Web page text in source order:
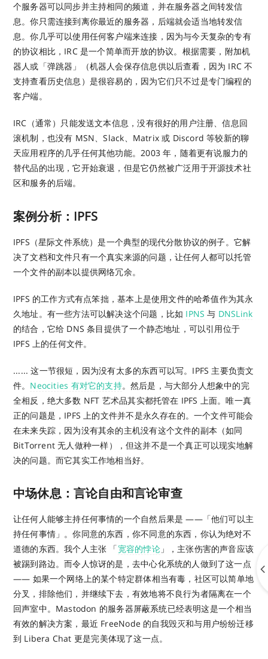
个服务器可以同步并主持相同的频道，并在服务器之间转发信
息。你只需连接到离你最近的服务器，后端就会适当地转发信
息。你几乎可以使用任何客户端来连接，因为与今天复杂的专有
的协议相比，IRC 是一个简单而开放的协议。根据需要，附加机
器人或「弹跳器」（机器人会保存信息供以后查看，因为 IRC 不
支持查看历史信息）是很容易的，因为它们只不过是专门编程的
客户端。
IRC（通常）只能发送文本信息，没有很好的用户注册、信息回
滚机制，也没有 MSN、Slack、Matrix 或 Discord 等较新的聊
天应用程序的几乎任何其他功能。2003 年，随着更有说服力的
替代品的出现，它开始衰退，但是它仍然被广泛用于开源技术社
区和服务的后端。
案例分析：IPFS
IPFS（星际文件系统）是一个典型的现代分散协议的例子。它解
决了文档和文件只有一个真实来源的问题，让任何人都可以托管
一个文件的副本以提供网络冗余。
IPFS 的工作方式有点笨拙，基本上是使用文件的哈希值作为其永
久地址。有一些方法可以解决这个问题，比如 IPNS 与 DNSLink
的结合，它给 DNS 条目提供了一个静态地址，可以引用位于
IPFS 上的任何文件。
...... 这一节很短，因为没有太多的东西可以写。IPFS 主要负责文
件。 Neocities 有对它的支持。然后是，与大部分人想象中的完
全相反，绝大多数 NFT 艺术品其实都托管在 IPFS 上面。唯一真
正的问题是，IPFS 上的文件并不是永久存在的。一个文件可能会
在未来失踪，因为没有其余的主机没有这个文件的副本（如同
BitTorrent 无人做种一样），但这并不是一个真正可以现实地解
决的问题。而它其实工作地相当好。
中场休息：言论自由和言论审查
让任何人能够主持任何事情的一个自然后果是 ——「他们可以主
持任何事情」。你同意的东西，你不同意的东西，你认为绝对不
道德的东西。我个人主张 「宽容的悖论」，主张伤害的声音应该
被踢到路边。而令人惊讶的是，去中心化系统的人做到了这一点
—— 如果一个网络上的某个特定群体相当有毒，社区可以简单地
分叉，排除他们，并继续下去，有效地将不良行为者隔离在一个
回声室中。Mastodon 的服务器屏蔽系统已经表明这是一个相当
有效的解决方案，最近 FreeNode 的自我毁灭和与用户纷纷迁移
到 Libera Chat 更是完美体现了这一点。